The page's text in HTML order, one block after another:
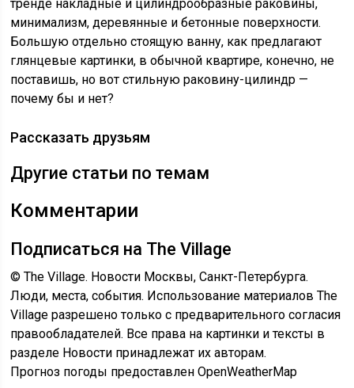
тренде накладные и цилиндрообразные раковины,
минимализм, деревянные и бетонные поверхности.
Большую отдельно стоящую ванну, как предлагают
глянцевые картинки, в обычной квартире, конечно, не
поставишь, но вот стильную раковину-цилиндр —
почему бы и нет?
Рассказать друзьям
Другие статьи по темам
Комментарии
Подписаться на The Village
© The Village. Новости Москвы, Санкт-Петербурга.
Люди, места, события. Использование материалов The
Village разрешено только с предварительного согласия
правообладателей. Все права на картинки и тексты в
разделе Новости принадлежат их авторам.
Прогноз погоды предоставлен OpenWeatherMap